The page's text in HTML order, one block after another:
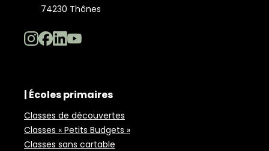
74230 Thônes
| Écoles primaires
Classes de découvertes
Classes « Petits Budgets »
Classes sans cartable